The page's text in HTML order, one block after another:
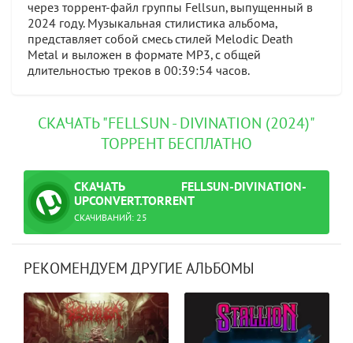
через торрент-файл группы Fellsun, выпущенный в
2024 году. Музыкальная стилистика альбома,
представляет собой смесь стилей Melodic Death
Metal и выложен в формате MP3, с общей
длительностью треков в 00:39:54 часов.
СКАЧАТЬ "FELLSUN - DIVINATION (2024)"
ТОРРЕНТ БЕСПЛАТНО
СКАЧАТЬ
ТОРРЕНТ
FELLSUN-DIVINATION-
UPCONVERT.TORRENT
СКАЧИВАНИЙ: 25
РЕКОМЕНДУЕМ ДРУГИЕ АЛЬБОМЫ